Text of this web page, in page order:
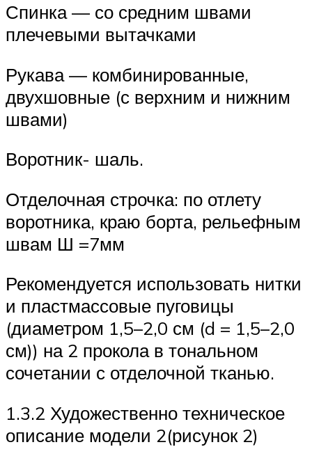
Спинка — со средним швами
плечевыми вытачками
Рукава — комбинированные,
двухшовные (с верхним и нижним
швами)
Воротник- шаль.
Отделочная строчка: по отлету
воротника, краю борта, рельефным
швам Ш =7мм
Рекомендуется использовать нитки
и пластмассовые пуговицы
(диаметром 1,5–2,0 см (d = 1,5–2,0
см)) на 2 прокола в тональном
сочетании с отделочной тканью.
1.3.2 Художественно техническое
описание модели 2(рисунок 2)